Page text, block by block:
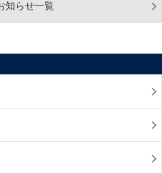
知らせ一覧